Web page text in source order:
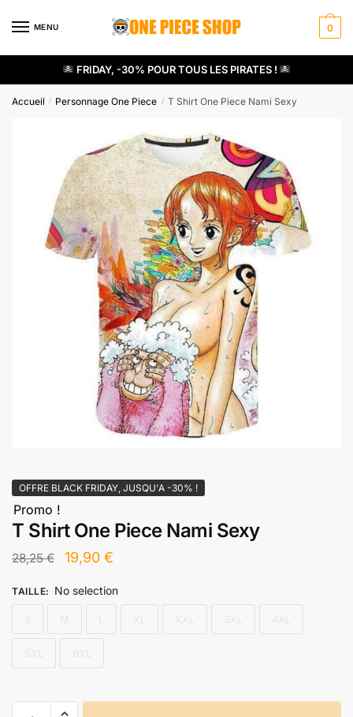
MENU 0
FRIDAY, -30% POUR TOUS LES PIRATES !
Accueil / Personnage One Piece / T Shirt One Piece Nami Sexy
OFFRE BLACK FRIDAY, JUSQU'A -30% !
Promo !
T Shirt One Piece Nami Sexy
28,25€
Le
19,90 €
TAILLE: No selection